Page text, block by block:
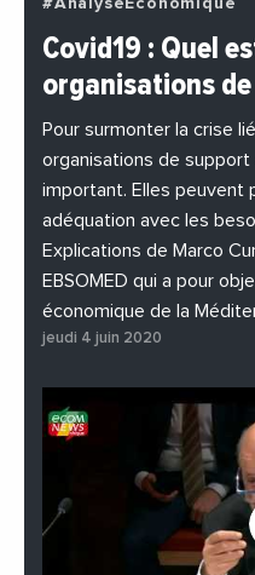
#AnalyseEconomique
#BuzzNews
#EnDirectDe
#PhotosEtVideos
Covid19 : Quel
organisations
Pour surmonter la crise
organisations de
important. Elles peuvent
adéquation avec les
Explications de Marco
EBSOMED qui a pour
économique de la
jeudi 4 juin 2020